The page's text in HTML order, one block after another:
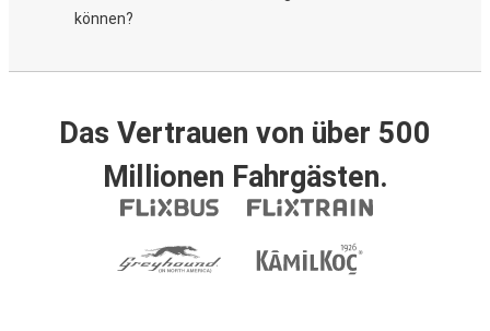
können?
Das Vertrauen von über 500
Millionen Fahrgästen.